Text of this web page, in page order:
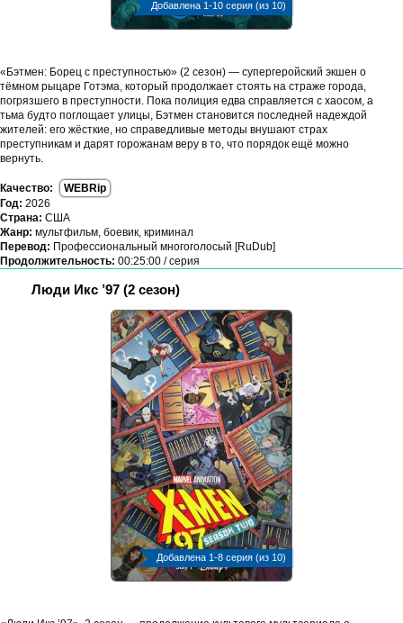
Добавлена 1-10 серия (из 10)
«Бэтмен: Борец с преступностью» (2 сезон) — супергеройский экшен о
тёмном рыцаре Готэма, который продолжает стоять на страже города,
погрязшего в преступности. Пока полиция едва справляется с хаосом, а
тьма будто поглощает улицы, Бэтмен становится последней надеждой
жителей: его жёсткие, но справедливые методы внушают страх
преступникам и дарят горожанам веру в то, что порядок ещё можно
вернуть.
Качество:
WEBRip
Год: 2026
Страна: США
Жанр: мультфильм, боевик, криминал
Перевод: Профессиональный многоголосый [RuDub]
Продолжительность: 00:25:00 / серия
Люди Икс ’97 (2 сезон)
Добавлена 1-8 серия (из 10)